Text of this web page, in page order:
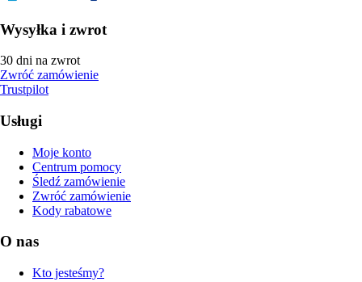
Wysyłka i zwrot
30 dni na zwrot
Zwróć zamówienie
Trustpilot
Usługi
Moje konto
Centrum pomocy
Śledź zamówienie
Zwróć zamówienie
Kody rabatowe
O nas
Kto jesteśmy?